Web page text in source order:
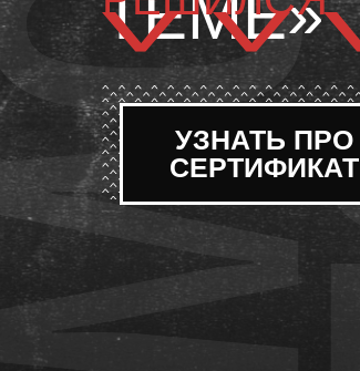
ТЕМЕ»
УЗНАТЬ ПРО
СЕРТИФИКАТ